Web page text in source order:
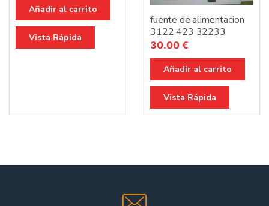
Añadir al carrito
Vista Rápida
fuente de alimentacion
3122 423 32233
30.00 €
Añadir al carrito
Vista Rápida